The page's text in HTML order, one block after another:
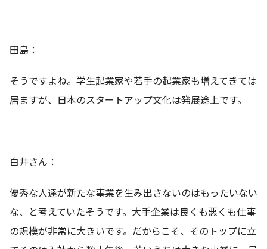
田島：
そうですよね。学生起業家や若手の起業家も増えてきては
居ますが、日本のスタートアップ文化は発展途上です。
白井さん：
優秀な人達が新たな事業を生み出さないのはもったいない
な、と考えていたそうです。大手企業は良くも悪くも仕事
の規模が非常に大きいです。だからこそ、そのトップに立